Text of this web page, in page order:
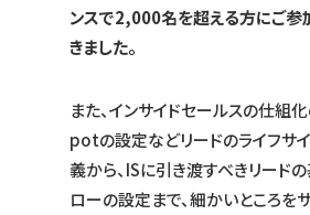
ンスで2,000名を超える方にご参
きました。
また、インサイドセールスの仕組
potの設定などリードのライフサ
義から、ISに引き渡すべきリード
ローの設定まで、細かいところを